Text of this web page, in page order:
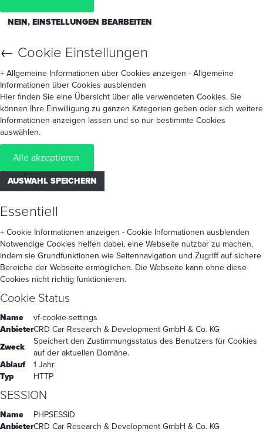
NEIN, EINSTELLUNGEN BEARBEITEN
← Cookie Einstellungen
+ Allgemeine Informationen über Cookies anzeigen - Allgemeine
Informationen über Cookies ausblenden
Hier finden Sie eine Übersicht über alle verwendeten Cookies. Sie
können Ihre Einwilligung zu ganzen Kategorien geben oder sich weitere
Informationen anzeigen lassen und so nur bestimmte Cookies
auswählen.
Alle akzeptieren
AUSWAHL SPEICHERN
Essentiell
+ Cookie Informationen anzeigen - Cookie Informationen ausblenden
Notwendige Cookies helfen dabei, eine Webseite nutzbar zu machen,
indem sie Grundfunktionen wie Seitennavigation und Zugriff auf sichere
Bereiche der Webseite ermöglichen. Die Webseite kann ohne diese
Cookies nicht richtig funktionieren.
Cookie Status
Name
vf-cookie-settings
AnbieterCRD Car Research & Development GmbH & Co. KG
Zweck
Speichert den Zustimmungsstatus des Benutzers für Cookies
auf der aktuellen Domäne.
Ablauf
1 Jahr
Typ
HTTP
SESSION
Name
PHPSESSID
AnbieterCRD Car Research & Development GmbH & Co. KG